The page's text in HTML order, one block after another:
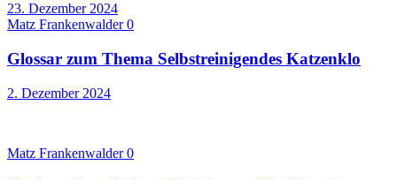
23. Dezember 2024
Matz Frankenwalder0
Glossar zum Thema Selbstreinigendes Katzenklo
2. Dezember 2024
Matz Frankenwalder0